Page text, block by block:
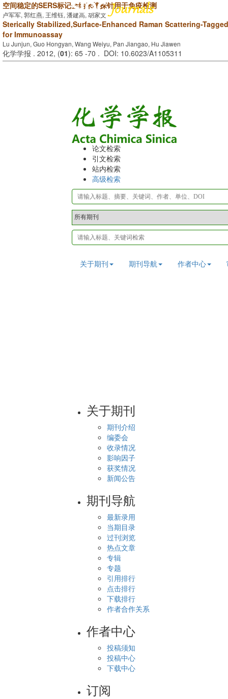
论文检索
引文检索
站内检索
高级检索
关于期刊 期刊导航 作者中心
空间稳定的SERS标记金纳米棒探针用于免疫检测
卢军军, 郭红燕, 王维钰, 潘建高, 胡家文
Sterically Stabilized,Surface-Enhanced Raman Scattering-
for Immunoassay
Lu Junjun, Guo Hongyan, Wang Weiyu, Pan Jiangao, Hu Jiawen
化学学报 . 2012, (01): 65 -70 . DOI: 10.6023/A1105311
关于期刊
期刊介绍
编委会
收录情况
影响因子
获奖情况
新闻公告
期刊导航
最新录用
当期目录
过刊浏览
热点文章
专辑
专题
引用排行
点击排行
下载排行
作者合作关系
作者中心
投稿须知
投稿中心
下载中心
订阅